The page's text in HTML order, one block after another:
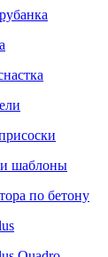
шаблоны
по бетону